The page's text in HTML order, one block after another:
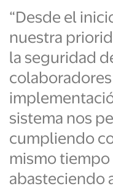
“Desde el
nuestra
la seguridad
sistema nos
cumpliendo
mismo
abasteciendo